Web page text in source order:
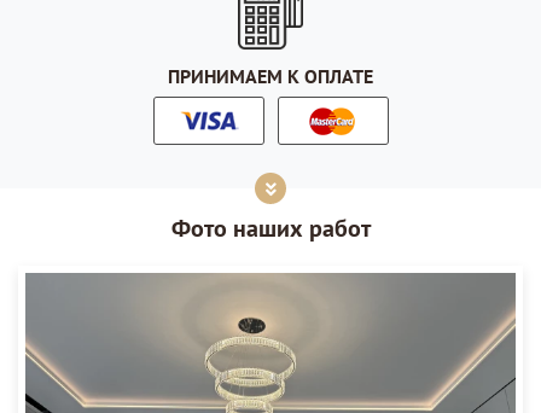
ПРИНИМАЕМ К ОПЛАТЕ
Фото наших работ